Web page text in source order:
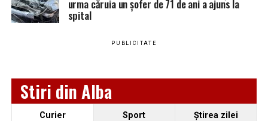
YouTube Instagram WhatsApp TikTok
Jaf de peste 300.000 de euro, la Teiuș. Familia
păgubită susține că ancheta bate pasul pe loc, la
aproape o lună de la spargere
urma căruia un șofer de 71 de ani a ajuns la
spital
PUBLICITATE
Stiri din Alba
Curier Sport Ştirea zilei